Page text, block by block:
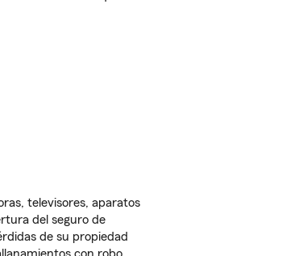
televisores, aparatos
del seguro de
de su propiedad